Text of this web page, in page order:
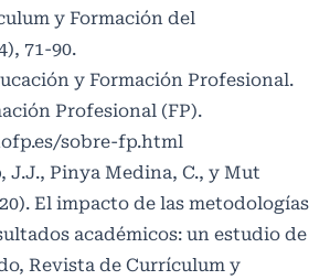
y Formación del
71-90.
y Formación Profesional.
Profesional (FP).
sobre-fp.html
J.J., Pinya Medina, C., y Mut
El impacto de las metodologías
académicos: un estudio de
Revista de Currículum y